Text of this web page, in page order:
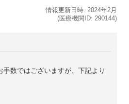
情報更新日時: 2024年2月
(医療機関ID: 290144)
数ではございますが、下記より